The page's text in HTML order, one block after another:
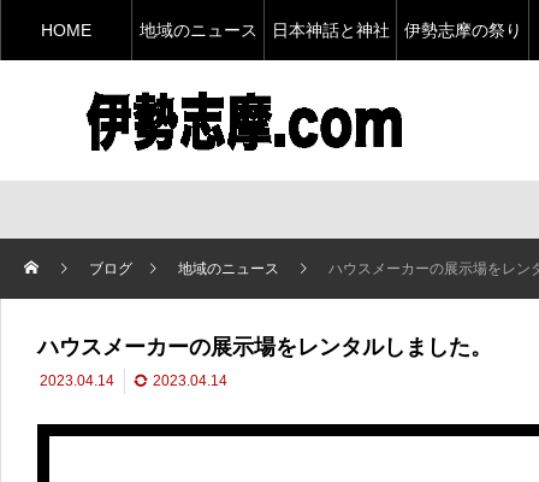
HOME 地域のニュース 日本神話と神社 伊勢志摩の祭り
ブログ 地域のニュース ハウスメーカーの展示場をレン
ハウスメーカーの展示場をレンタルしました。
2023.04.14 2023.04.14